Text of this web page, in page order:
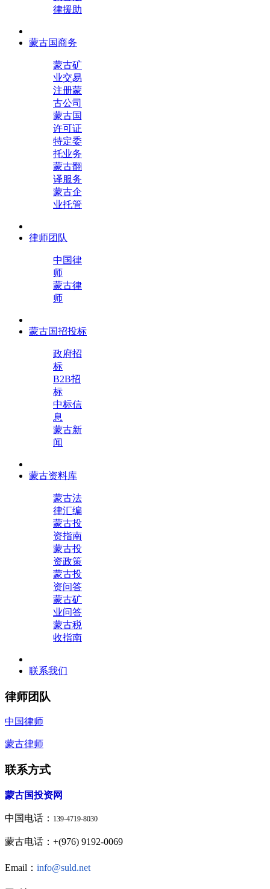
律援助
蒙古国商务
蒙古矿
业交易
注册蒙
古公司
蒙古国
许可证
特定委
托业务
蒙古翻
译服务
蒙古企
业托管
律师团队
中国律
师
蒙古律
师
蒙古国招投标
政府招
标
B2B招
标
中标信
息
蒙古新
闻
蒙古资料库
蒙古法
律汇编
蒙古投
资指南
蒙古投
资政策
蒙古投
资问答
蒙古矿
业问答
蒙古税
收指南
联系我们
律师团队
中国律师
蒙古律师
联系方式
蒙古国投资网
中国电话： 139-4719-8030
蒙古电话：+(976) 9192-0069
Email： info@suld.net